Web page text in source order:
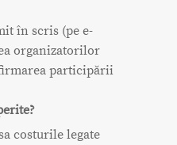
în scris (pe e-
organizatorilor
participării
costurile legate